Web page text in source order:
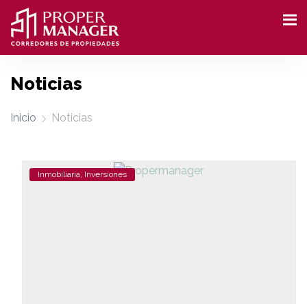
Noticias
Inicio Noticias
Inmobiliaria, Inversiones